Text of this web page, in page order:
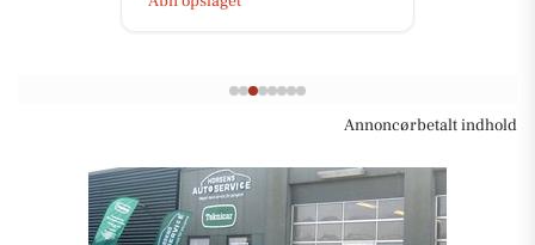
Annoncørbetalt indhold